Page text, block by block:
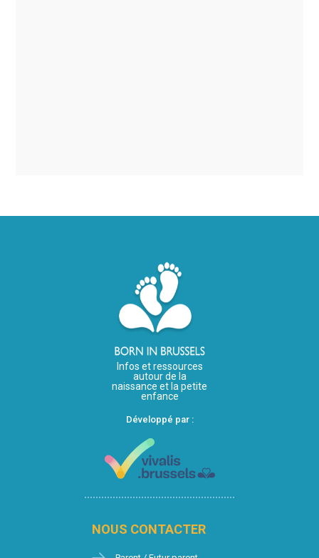
Infos et ressources
autour de la
naissance et la petite
enfance
Développé par :
NOUS CONTACTER